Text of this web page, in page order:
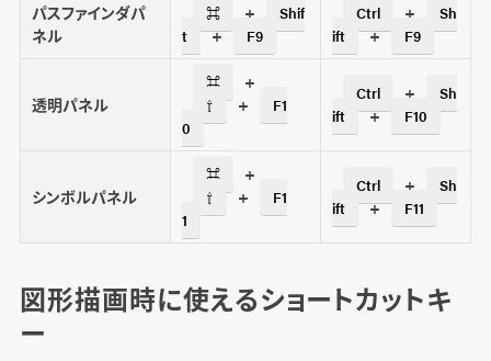
パスファインダパ
ネル
⌘ +
Shif
t
+ F9
Ctrl +
Sh
ift
+ F9
透明パネル
⌘ +
⇧ +
F1
0
Ctrl +
Sh
ift
+ F10
シンボルパネル
⌘ +
⇧ +
F1
1
Ctrl +
Sh
ift
+ F11
図形描画時に使えるショートカットキ
ー